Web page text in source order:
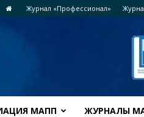
Журнал «Профессионал»
МАПП ЖУРНАЛЫ